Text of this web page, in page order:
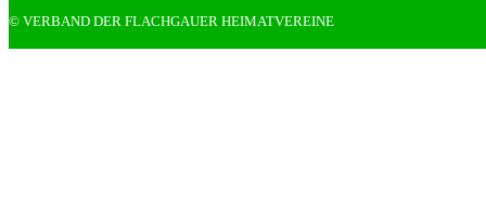
© VERBAND DER FLACHGAUER HEIMATVEREINE